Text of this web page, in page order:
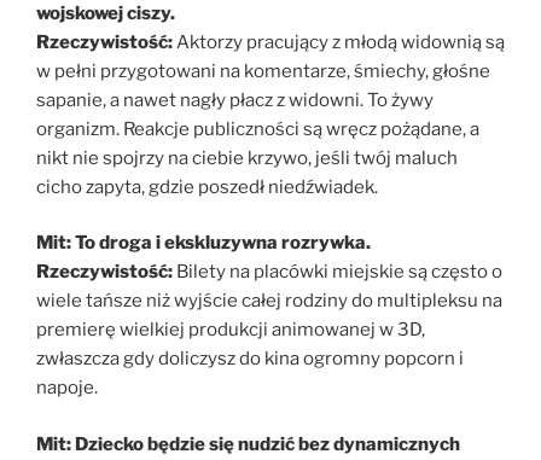
wojskowej ciszy.
Rzeczywistość:Aktorzy pracujący z młodą widownią są
w pełni przygotowani na komentarze, śmiechy, głośne
sapanie, a nawet nagły płacz z widowni. To żywy
organizm. Reakcje publiczności są wręcz pożądane, a
nikt nie spojrzy na ciebie krzywo, jeśli twój maluch
cicho zapyta, gdzie poszedł niedźwiadek.
Mit: To droga i ekskluzywna rozrywka.
Rzeczywistość: Bilety na placówki miejskie są często o
wiele tańsze niż wyjście całej rodziny do multipleksu na
premierę wielkiej produkcji animowanej w 3D,
zwłaszcza gdy doliczysz do kina ogromny popcorn i
napoje.
Mit: Dziecko będzie się nudzić bez dynamicznych